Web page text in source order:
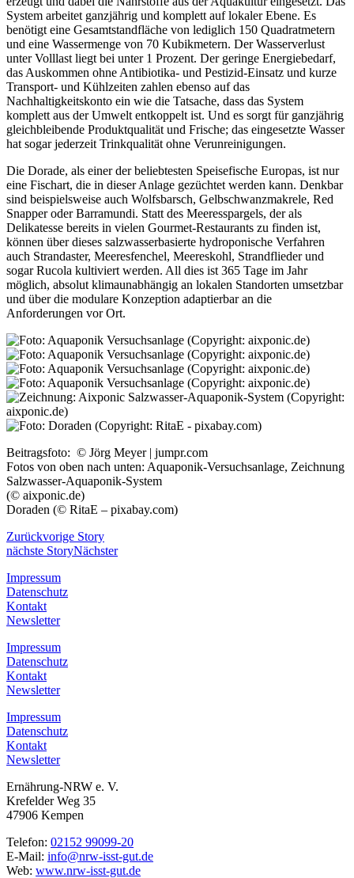
System arbeitet ganzjährig und komplett auf lokaler Ebene. Es
benötigt eine Gesamtstandfläche von lediglich 150 Quadratmetern
und eine Wassermenge von 70 Kubikmetern. Der Wasserverlust
unter Volllast liegt bei unter 1 Prozent. Der geringe Energiebedarf,
das Auskommen ohne Antibiotika- und Pestizid-Einsatz und kurze
Transport- und Kühlzeiten zahlen ebenso auf das
Nachhaltigkeitskonto ein wie die Tatsache, dass das System
komplett aus der Umwelt entkoppelt ist. Und es sorgt für ganzjährig
gleichbleibende Produktqualität und Frische; das eingesetzte Wasser
hat sogar jederzeit Trinkqualität ohne Verunreinigungen.
Die Dorade, als einer der beliebtesten Speisefische Europas, ist nur
eine Fischart, die in dieser Anlage gezüchtet werden kann. Denkbar
sind beispielsweise auch Wolfsbarsch, Gelbschwanzmakrele, Red
Snapper oder Barramundi. Statt des Meeresspargels, der als
Delikatesse bereits in vielen Gourmet-Restaurants zu finden ist,
können über dieses salzwasserbasierte hydroponische Verfahren
auch Strandaster, Meeresfenchel, Meereskohl, Strandflieder und
sogar Rucola kultiviert werden. All dies ist 365 Tage im Jahr
möglich, absolut klimaunabhängig an lokalen Standorten umsetzbar
und über die modulare Konzeption adaptierbar an die
Anforderungen vor Ort.
Beitragsfoto: © Jörg Meyer | jumpr.com
Fotos von oben nach unten: Aquaponik-Versuchsanlage, Zeichnung
Salzwasser-Aquaponik-System
(© aixponic.de)
Doraden (© RitaE – pixabay.com)
Zurückvorige Story
nächste StoryNächster
Impressum
Datenschutz
Kontakt
Newsletter
Impressum
Datenschutz
Kontakt
Newsletter
Impressum
Datenschutz
Kontakt
Newsletter
Ernährung-NRW e. V.
Krefelder Weg 35
47906 Kempen
Telefon: 02152 99099-20
E-Mail: info@nrw-isst-gut.de
Web: www.nrw-isst-gut.de